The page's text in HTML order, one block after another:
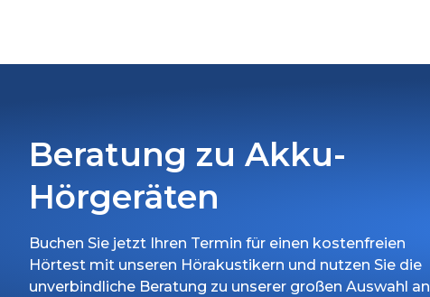
Beratung zu Akku-
Hörgeräten
Buchen Sie jetzt Ihren Termin für einen kostenfreien
Hörtest mit unseren Hörakustikern und nutzen Sie die
unverbindliche Beratung zu unserer großen Auswahl an